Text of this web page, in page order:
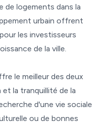
de logements dans la
urbain offrent
les investisseurs
de la ville.
le meilleur des deux
et la tranquillité de la
d'une vie sociale
ou de bonnes